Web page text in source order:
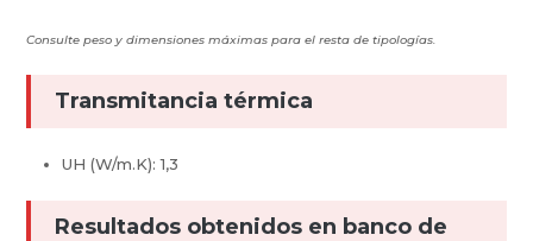
Consulte peso y dimensiones máximas para el resta de tipologías.
Transmitancia térmica
UH (W/m.K): 1,3
Resultados obtenidos en banco de